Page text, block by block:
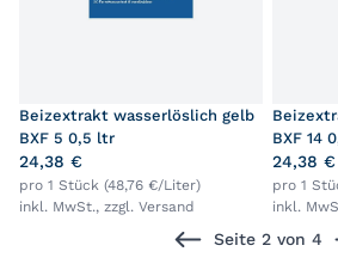
Beizextrakt wasserlöslich gelb
BXF 5 0,5 ltr
24,38 €
pro 1 Stück (48,76 €/Liter)
inkl. MwSt., zzgl. Versand
BXF 14
24,38 €
pro 1
inkl.
Seite 2 von 4